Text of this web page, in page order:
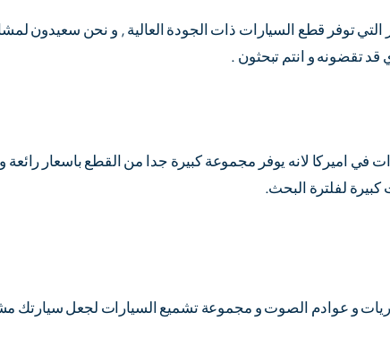
توفر قطع السيارات ذات الجودة العالية , و نحن سعيدون
تقضونه و انتم تبحثون .
في اميركا لانه يوفر مجموعة كبيرة جدا من القطع باسعار
لفلترة البحث.
و عوادم الصوت و مجموعة تشميع السيارات لجعل سيارتك